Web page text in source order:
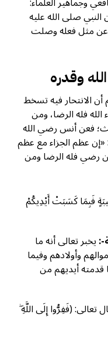
صلى الله عليه
عن مثل فعله وصلت
وقدره
الانتحار فيه تسخط
فله الرضا، ومن
فعن أنس رضي الله
عظم الجزاء مع عظم
رضي فله الرضا ومن
فَبِمَا كَسَبَتْ أَيْدِيكُمْ
:يخبر تعالى أنه ما
وأولادهم وفيما
قدمته أيديهم من
تعالى: (فَفِرُّوا إِلَى اللَّهِ